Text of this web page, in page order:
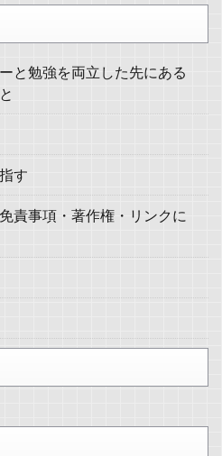
と勉強を両立した先にある
す
責事項・著作権・リンクに